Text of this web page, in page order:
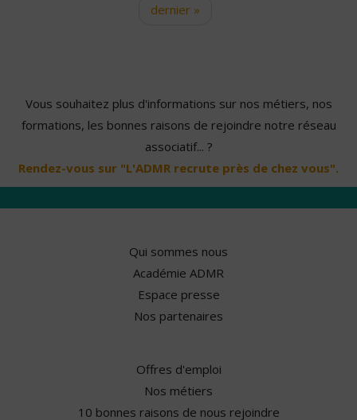
dernier »
Vous souhaitez plus d'informations sur nos métiers, nos
formations, les bonnes raisons de rejoindre notre réseau
associatif... ?
Rendez-vous sur "L'ADMR recrute près de chez vous".
Qui sommes nous
Académie ADMR
Espace presse
Nos partenaires
Offres d'emploi
Nos métiers
10 bonnes raisons de nous rejoindre